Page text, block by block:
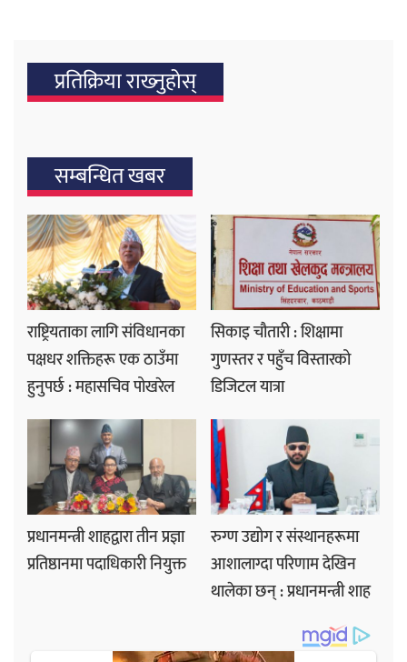
प्रतिक्रिया राख्‍नुहोस्
सम्बन्धित खबर
राष्ट्रियताका लागि संविधानका
पक्षधर शक्तिहरू एक ठाउँमा
हुनुपर्छ : महासचिव पोखरेल
सिकाइ चौतारी : शिक्षामा
गुणस्तर र पहुँच विस्तारको
डिजिटल यात्रा
प्रधानमन्त्री शाहद्वारा तीन प्रज्ञा
प्रतिष्ठानमा पदाधिकारी नियुक्त
रुग्ण उद्योग र संस्थानहरूमा
आशालाग्दा परिणाम देखिन
थालेका छन् : प्रधानमन्त्री शाह